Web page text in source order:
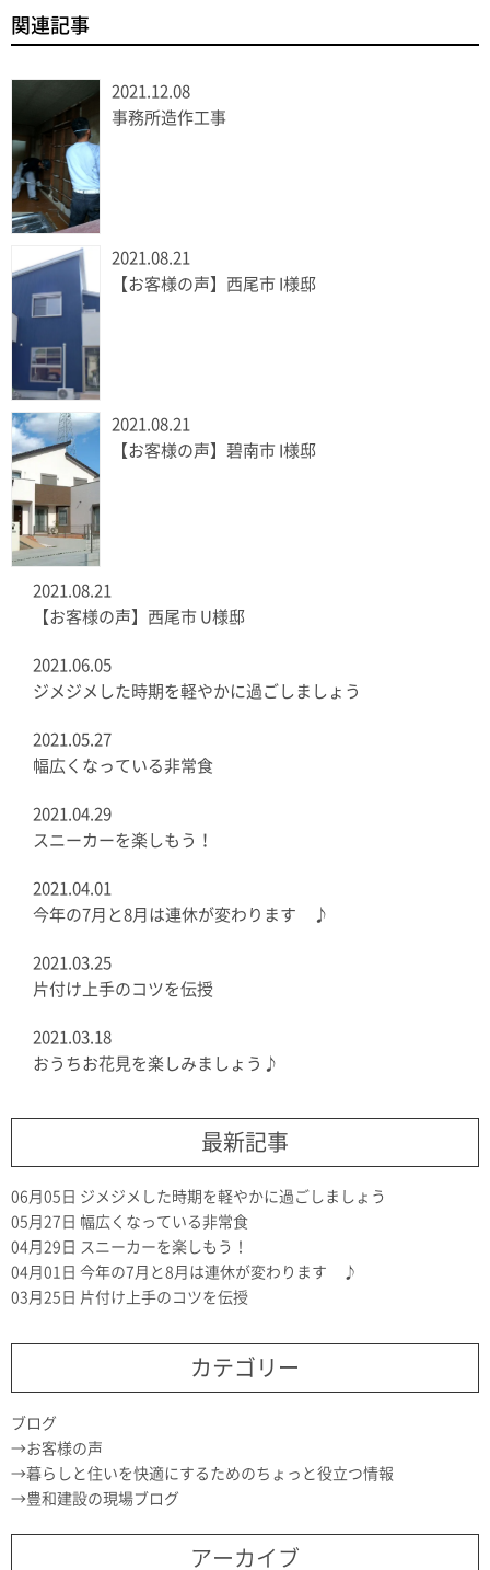
関連記事
2021.12.08
事務所造作工事
2021.08.21
【お客様の声】西尾市 I様邸
2021.08.21
【お客様の声】碧南市 I様邸
2021.08.21
【お客様の声】西尾市 U様邸
2021.06.05
ジメジメした時期を軽やかに過ごしましょう
2021.05.27
幅広くなっている非常食
2021.04.29
スニーカーを楽しもう！
2021.04.01
今年の7月と8月は連休が変わります ♪
2021.03.25
片付け上手のコツを伝授
2021.03.18
おうちお花見を楽しみましょう♪
最新記事
06月05日 ジメジメした時期を軽やかに過ごしましょう
05月27日 幅広くなっている非常食
04月29日 スニーカーを楽しもう！
04月01日 今年の7月と8月は連休が変わります ♪
03月25日 片付け上手のコツを伝授
カテゴリー
ブログ
お客様の声
暮らしと住いを快適にするためのちょっと役立つ情報
豊和建設の現場ブログ
アーカイブ